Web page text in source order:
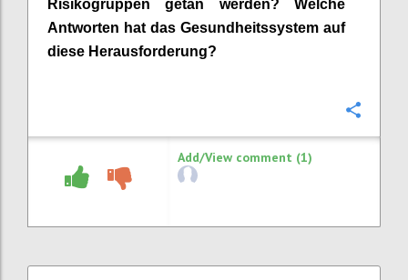
Risikogruppen getan werden? Welche
Antworten hat das Gesundheitssystem auf
diese Herausforderung?
Add/View comment (1)